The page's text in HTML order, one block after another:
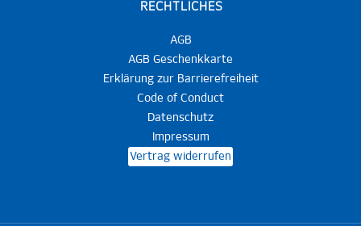
RECHTLICHES
AGB
AGB Geschenkkarte
Erklärung zur Barrierefreiheit
Code of Conduct
Datenschutz
Impressum
Vertrag widerrufen